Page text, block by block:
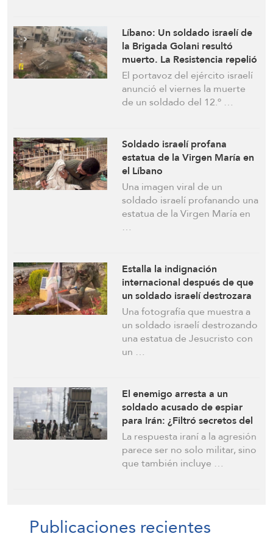
Líbano: Un soldado israelí de
la Brigada Golani resultó
muerto. La Resistencia repelió
el avance israelí e infligió
bajas en Taybeh y Rchaf
El portavoz del ejército israelí
anunció el viernes la muerte
de un soldado del 12.º …
Soldado israelí profana
estatua de la Virgen María en
el Líbano
Una imagen viral de un
soldado israelí profanando una
estatua de la Virgen María en
…
Estalla la indignación
internacional después de que
un soldado israelí destrozara
una estatua de Jesucristo en
el sur del Líbano
Una fotografía que muestra a
un soldado israelí destrozando
una estatua de Jesucristo con
un …
El enemigo arresta a un
soldado acusado de espiar
para Irán: ¿Filtró secretos del
sistema Cúpula de Hierro?
La respuesta iraní a la agresión
parece ser no solo militar, sino
que también incluye …
Publicaciones recientes